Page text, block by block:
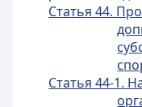
Статья 44.
Статья 44-1.